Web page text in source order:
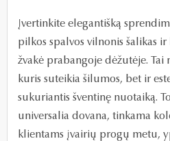
Įvertinkite elegantišką
pilkos spalvos vilnonis šalikas
žvakė prabangoje dėžutėje. Tai
kuris suteikia šilumos, bet ir
sukuriantis šventinę nuotaiką.
universalia dovana, tinkama
klientams įvairių progų metu,